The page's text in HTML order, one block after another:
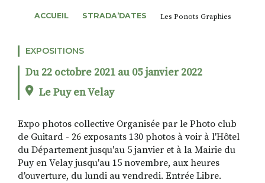
ROSÉE DE MAI
RECHERCHER
S'ABONNER
S'INSCRIRE À LA NEWSLETTER
ACCUEIL STRADA’DATES Les Ponots Graphies
EXPOSITIONS
Du 22 octobre 2021 au 05 janvier 2022
Le Puy en Velay
Expo photos collective Organisée par le Photo club
de Guitard - 26 exposants 130 photos à voir à l'Hôtel
du Département jusqu'au 5 janvier et à la Mairie du
Puy en Velay jusqu'au 15 novembre, aux heures
d'ouverture, du lundi au vendredi. Entrée Libre.